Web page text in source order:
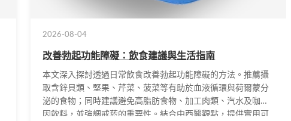
2026-08-04
改善勃起功能障礙：飲食建議與生活指南
本文深入探討透過日常飲食改善勃起功能障礙的方法。推薦攝
取含鋅貝類、堅果、芹菜、菠菜等有助於血液循環與荷爾蒙分
泌的食物；同時建議避免高脂肪食物、加工肉類、汽水及咖啡
因飲料，並強調戒菸的重要性。結合中西醫觀點，提供實用可